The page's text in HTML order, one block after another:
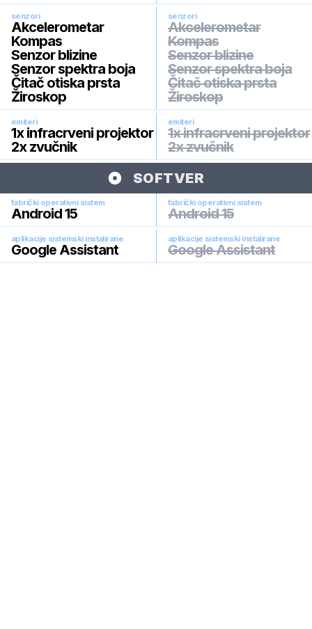
senzori
Akcelerometar
Kompas
Senzor blizine
Senzor spektra boja
Čitač otiska prsta
Žiroskop
senzori
Akcelerometar
Kompas
Senzor blizine
Senzor spektra boja
Čitač otiska prsta
Žiroskop
emiteri
1x infracrveni projektor
2x zvučnik
emiteri
1x infracrveni projektor
2x zvučnik
SOFTVER
fabrički operativni sistem
Android 15
fabrički operativni sistem
Android 15
aplikacije sistemski instalirane
Google Assistant
aplikacije sistemski instalirane
Google Assistant